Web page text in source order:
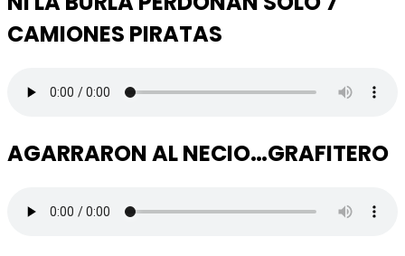
CAMIONES PIRATAS
AGARRARON AL NECIO…GRAFITERO